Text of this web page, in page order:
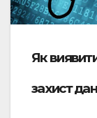
Як
захист